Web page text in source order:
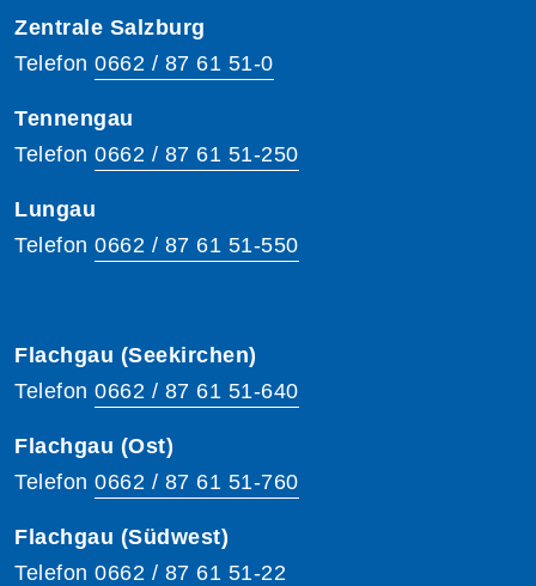
Zentrale Salzburg
Telefon 0662 / 87 61 51-0
Tennengau
Telefon 0662 / 87 61 51-250
Lungau
Telefon 0662 / 87 61 51-550
Flachgau (Seekirchen)
Telefon 0662 / 87 61 51-640
Flachgau (Ost)
Telefon 0662 / 87 61 51-760
Flachgau (Südwest)
Telefon 0662 / 87 61 51-22